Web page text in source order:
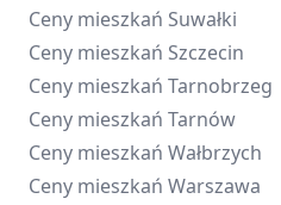
Ceny mieszkań Suwałki
Ceny mieszkań Szczecin
Ceny mieszkań Tarnobrzeg
Ceny mieszkań Tarnów
Ceny mieszkań Wałbrzych
Ceny mieszkań Warszawa